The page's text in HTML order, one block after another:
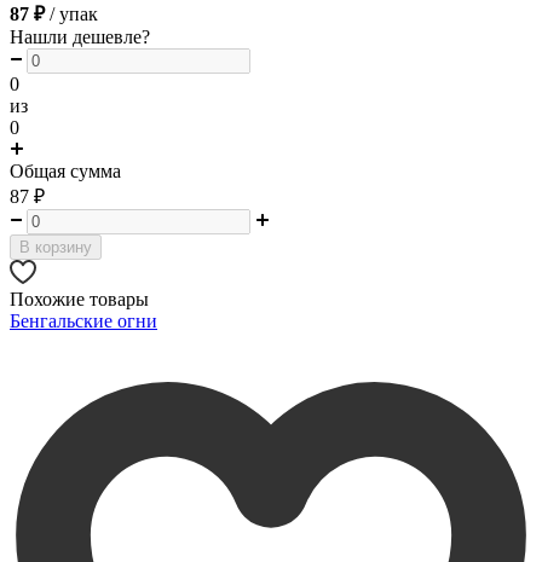
87 ₽ / упак
Нашли дешевле?
0
из
0
Общая сумма
87 ₽
В корзину
Похожие товары
Бенгальские огни